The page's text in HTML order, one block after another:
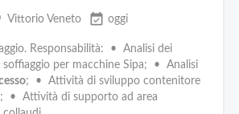
Vittorio Veneto event_available oggi
Responsabilità: • Analisi dei
soffiaggio per macchine Sipa; • Analisi
; • Attività di sviluppo contenitore
• Attività di supporto ad area